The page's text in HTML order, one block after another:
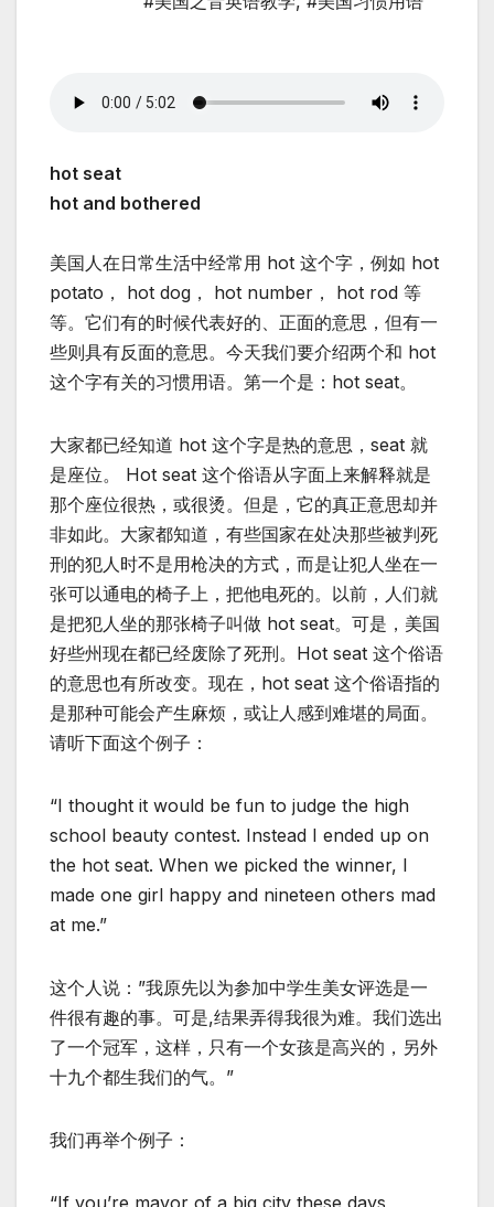
hot seat
hot and bothered
美国人在日常生活中经常用 hot 这个字，例如 hot
potato， hot dog， hot number， hot rod 等
等。它们有的时候代表好的、正面的意思，但有一
些则具有反面的意思。今天我们要介绍两个和 hot
这个字有关的习惯用语。第一个是：hot seat。
大家都已经知道 hot 这个字是热的意思，seat 就
是座位。 Hot seat 这个俗语从字面上来解释就是
那个座位很热，或很烫。但是，它的真正意思却并
非如此。大家都知道，有些国家在处决那些被判死
刑的犯人时不是用枪决的方式，而是让犯人坐在一
张可以通电的椅子上，把他电死的。以前，人们就
是把犯人坐的那张椅子叫做 hot seat。可是，美国
好些州现在都已经废除了死刑。Hot seat 这个俗语
的意思也有所改变。现在，hot seat 这个俗语指的
是那种可能会产生麻烦，或让人感到难堪的局面。
请听下面这个例子：
“I thought it would be fun to judge the high
school beauty contest. Instead I ended up on
the hot seat. When we picked the winner, I
made one girl happy and nineteen others mad
at me.”
这个人说：”我原先以为参加中学生美女评选是一
件很有趣的事。可是,结果弄得我很为难。我们选出
了一个冠军，这样，只有一个女孩是高兴的，另外
十九个都生我们的气。”
我们再举个例子：